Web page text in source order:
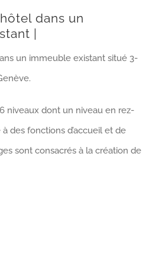
dans un
|
un immeuble existant situé 3-
niveaux dont un niveau en rez-
des fonctions d’accueil et de
sont consacrés à la création de